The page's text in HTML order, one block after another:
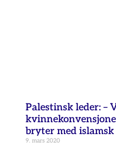
Palestinsk leder: –
bryter med
9. mars 2020